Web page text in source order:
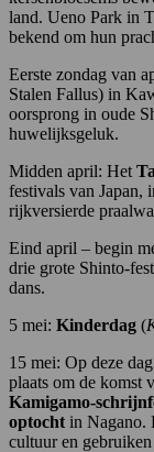
land. Ueno Park in
bekend om hun
Eerste zondag van
Stalen Fallus) in
oorsprong in oude
huwelijksgeluk.
Midden april: Het
festivals van Japan,
rijkversierde
Eind april – begin
drie grote Shinto-
dans.
5 mei: Kinderdag (
15 mei: Op deze
plaats om de komst
Kamigamo-
optocht in Nagano.
cultuur en gebruiken